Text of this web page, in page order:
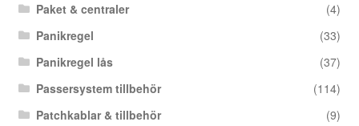
Paket & centraler
(4)
Panikregel
(33)
Panikregel lås
(37)
Passersystem tillbehör
(114)
Patchkablar & tillbehör
(9)